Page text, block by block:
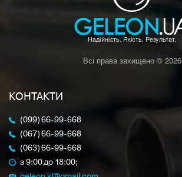
Всі права захищено © 2026
КОНТАКТИ
(099) 66-99-668
(067) 66-99-668
(063) 66-99-668
з 9:00 до 18:00;